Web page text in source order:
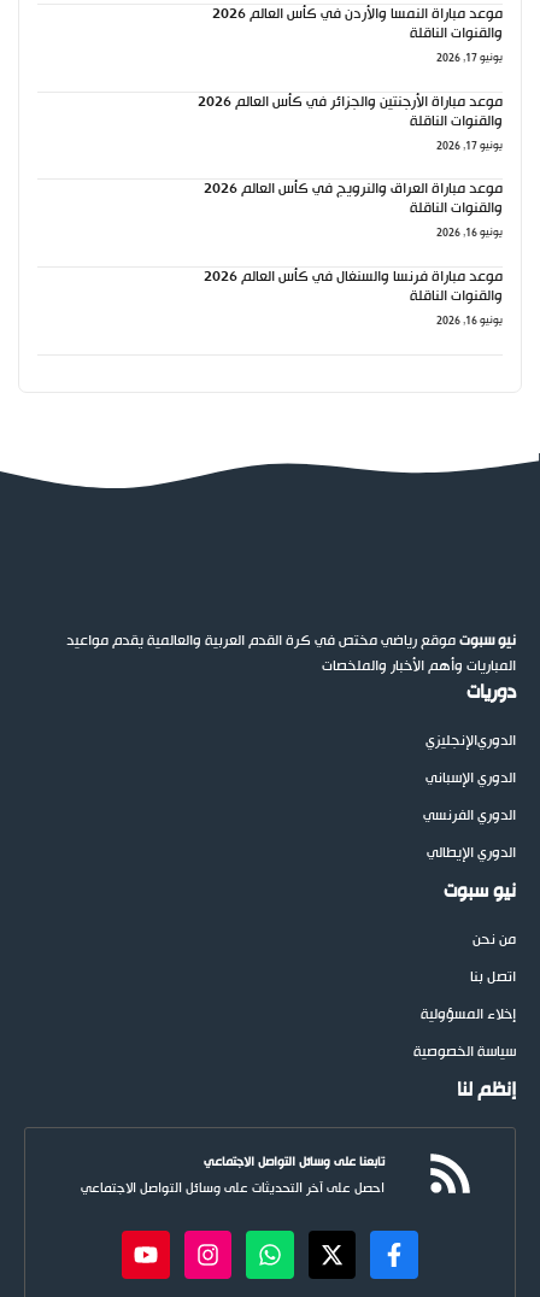
موعد مباراة النمسا والأردن في كأس العالم 2026
والقنوات الناقلة
يونيو 17, 2026
موعد مباراة الأرجنتين والجزائر في كأس العالم 2026
والقنوات الناقلة
يونيو 17, 2026
موعد مباراة العراق والنرويج في كأس العالم 2026
والقنوات الناقلة
يونيو 16, 2026
موعد مباراة فرنسا والسنغال في كأس العالم 2026
والقنوات الناقلة
يونيو 16, 2026
نيو سبوتموقع رياضي مختص في كرة القدم العربية والعالمية يقدم مواعيد
المباريات وأهم الأخبار والملخصات
دوريات
الدوريالإنجليزي
الدوري الإسباني
الدوري الفرنسي
الدوري الإيطالي
نيو سبوت
من نحن
اتصل بنا
إخلاء المسؤولية
سياسة الخصوصية
إنظم لنا
تابعنا على وسائل التواصل الاجتماعي
احصل على آخر التحديثات على وسائل التواصل الاجتماعي